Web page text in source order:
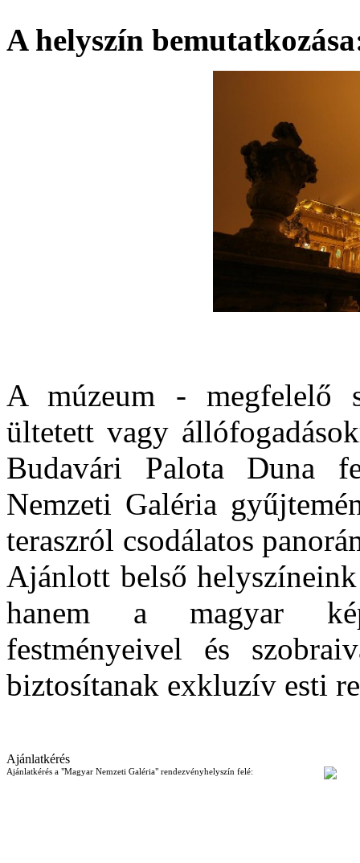
A helyszín
A múzeum - megfelelő
ültetett vagy
Budavári Palota Duna
Nemzeti Galéria
teraszról csodálatos
Ajánlott belső
hanem a magyar
festményeivel és
biztosítanak exkluzív esti
Ajánlatkérés
Ajánlatkérés a "Magyar Nemzeti Galéria" rendezvényhelyszín felé: